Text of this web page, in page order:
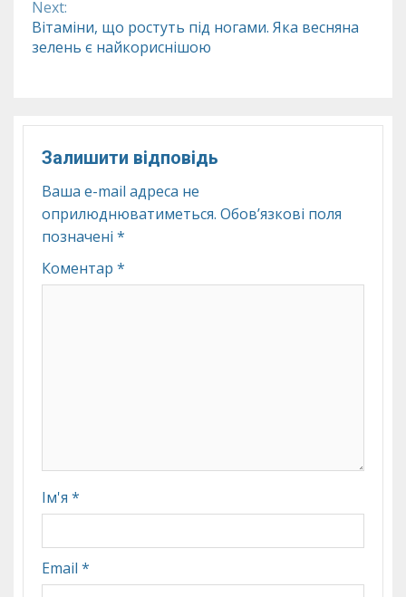
Next:
Вітаміни, що ростуть під ногами. Яка весняна
зелень є найкориснішою
Залишити відповідь
Ваша e-mail адреса не
оприлюднюватиметься. Обов’язкові поля
позначені *
Коментар *
Ім'я *
Email *